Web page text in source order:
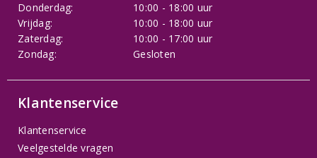
Donderdag:
10:00 - 18:00 uur
Vrijdag:
10:00 - 18:00 uur
Zaterdag:
10:00 - 17:00 uur
Zondag:
Gesloten
Klantenservice
Klantenservice
Veelgestelde vragen